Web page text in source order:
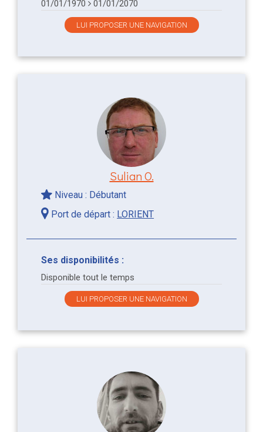
01/01/1970
01/01/2070
LUI PROPOSER UNE NAVIGATION
Sulian O.
Niveau : Débutant
Port de départ : LORIENT
Ses disponibilités :
Disponible tout le temps
LUI PROPOSER UNE NAVIGATION